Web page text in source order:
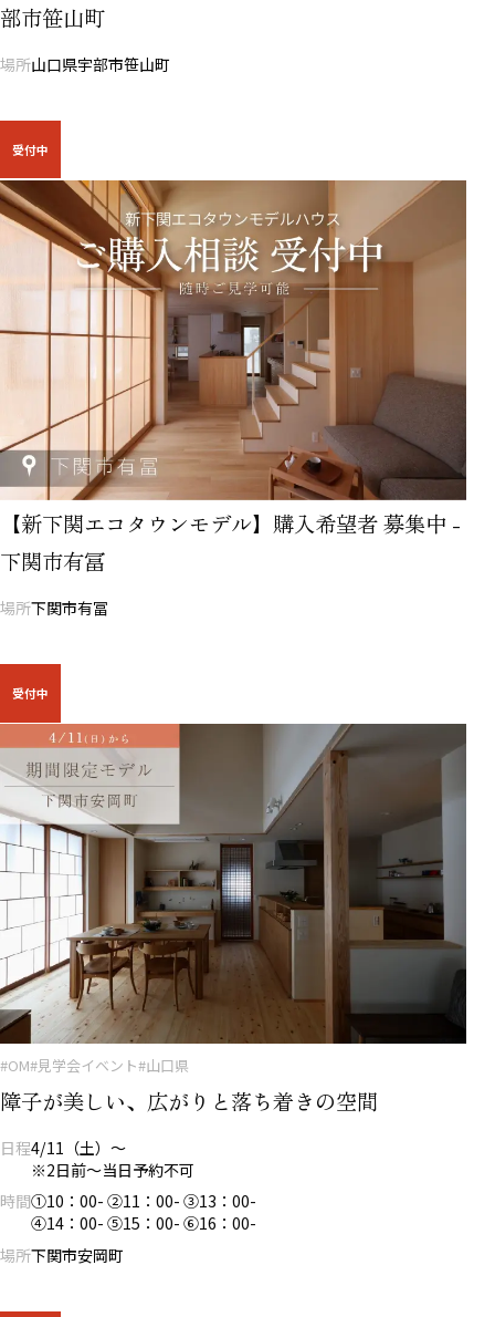
部市笹山町
場所山口県宇部市笹山町
受付中
【新下関エコタウンモデル】購入希望者 募集中 -
下関市有冨
場所下関市有冨
受付中
#OM#見学会イベント#山口県
障子が美しい、広がりと落ち着きの空間
日程4/11（土）～
※2日前～当日予約不可
時間①10：00- ②11：00- ③13：00-
④14：00- ⑤15：00- ⑥16：00-
場所下関市安岡町